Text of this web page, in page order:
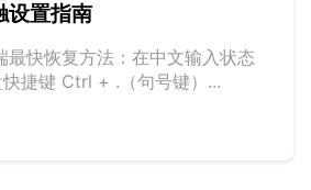
设置指南
最快恢复方法：在中文输入状态
捷键 Ctrl + .（句号键）...